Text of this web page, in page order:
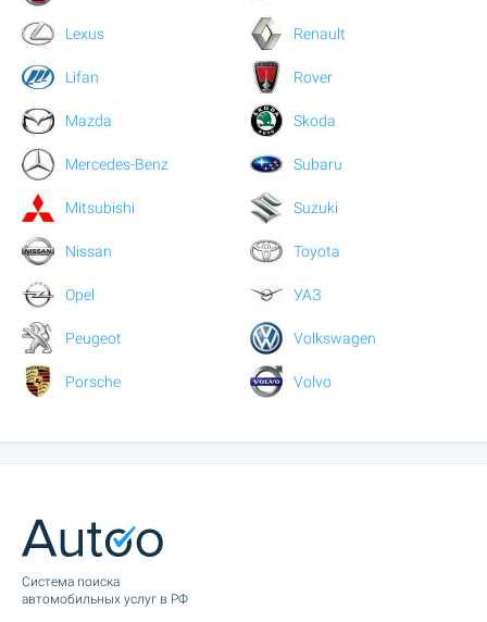
Lexus
Lifan
Mazda
Mercedes-Benz
Mitsubishi
Nissan
Opel
Peugeot
Porsche
Renault
Rover
Skoda
Subaru
Suzuki
Toyota
УАЗ
Volkswagen
Volvo
Cистема поиска
автомобильных услуг в РФ